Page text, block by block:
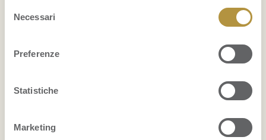
Se vuoi saperne di più clicca
per accedere alla
delNecessari
Preferenze
Statistiche
Marketing